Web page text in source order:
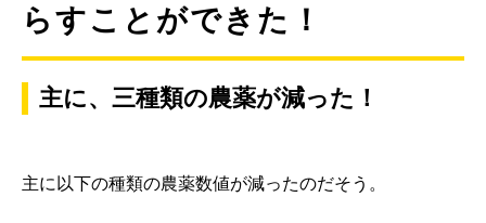
らすことができた！
主に、三種類の農薬が減った！
主に以下の種類の農薬数値が減ったのだそう。